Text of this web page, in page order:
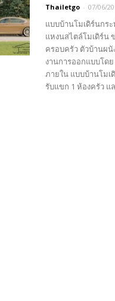
Thailetgo - 07/06/
แบบบ้านโมเดิร์นกร
แหงนสไตล์โมเดิร์น
ครอบครัว ตัวบ้านผ
งานการออกแบบโด
ภายใน แบบบ้านโมเ
รับแขก 1 ห้องครัว แ